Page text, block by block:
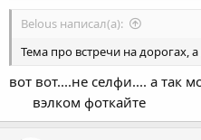
Belous написал(а):
Тема про встречи на дорогах,
вот вот....не селфи.... а так
вэлком фоткайте